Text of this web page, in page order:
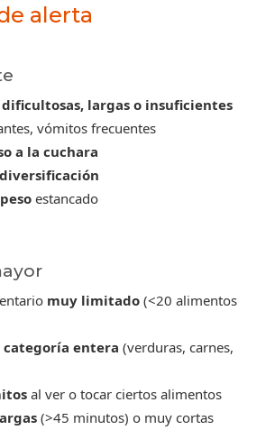
alerta
dificultosas, largas o insuficientes
vómitos frecuentes
a la cuchara
peso estancado
muy limitado (<20 alimentos
categoría entera (verduras, carnes,
al ver o tocar ciertos alimentos
(>45 minutos) o muy cortas